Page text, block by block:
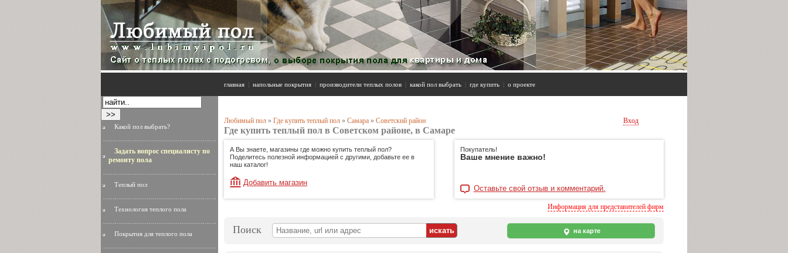
главная напольные покрытия производители теплых полов какой пол выбрать где купить о проекте
Какой пол выбрать?
Задать вопрос специалисту по
ремонту пола
Теплый пол
Технология теплого пола
Покрытия для теплого пола
Любимый пол » Где купить теплый пол » Самара » Советский район Вход
Где купить теплый пол в Советском районе, в Самаре
А Вы знаете, магазины где можно купить теплый пол?
Поделитесь полезной информацией с другими, добавьте ее в
наш каталог!
Добавить магазин
Покупатель!
Ваше мнение важно!
Оставьте свой отзыв и комментарий.
Информация для представителей фирм
Поиск на карте